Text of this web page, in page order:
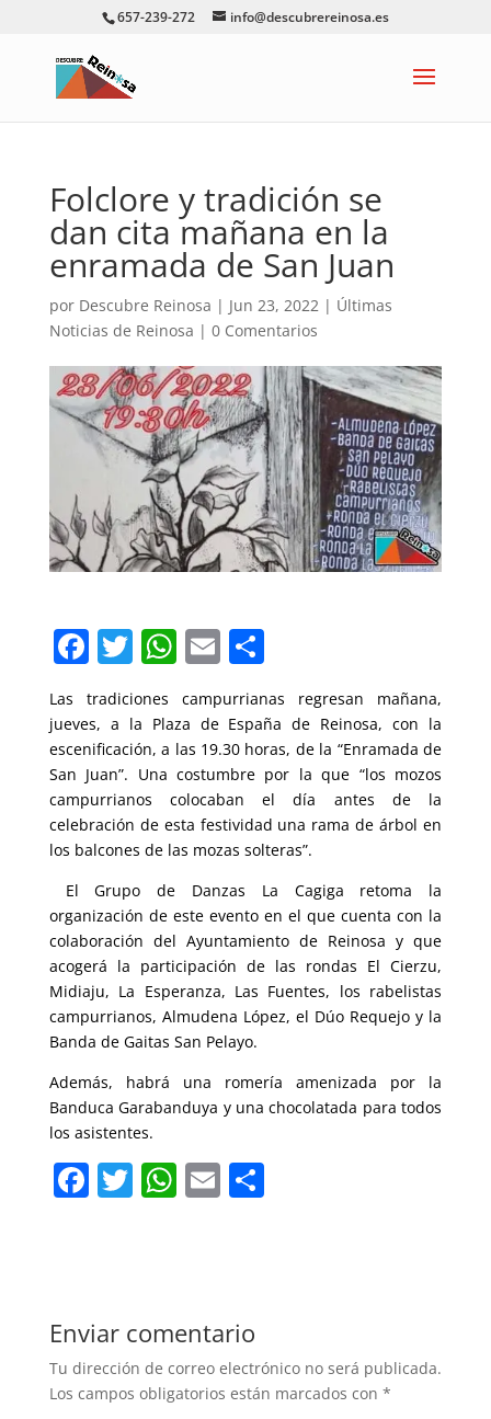
657-239-272 info@descubrereinosa.es
Folclore y tradición se
dan cita mañana en la
enramada de San Juan
por Descubre Reinosa | Jun 23, 2022| Últimas
Noticias de Reinosa | 0 Comentarios
F
a
c
e
b
o
o
k
T
w
itt
er
W
at
s
A
p
p
E
m
ai
l
C
m
p
ar
tir
Las tradiciones campurrianas regresan mañana,
jueves, a la Plaza de España de Reinosa, con la
escenificación, a las 19.30 horas, de la “Enramada de
San Juan”. Una costumbre por la que “los mozos
campurrianos colocaban el día antes de la
celebración de esta festividad una rama de árbol en
los balcones de las mozas solteras”.
El Grupo de Danzas La Cagiga retoma la
organización de este evento en el que cuenta con la
colaboración del Ayuntamiento de Reinosa y que
acogerá la participación de las rondas El Cierzu,
Midiaju, La Esperanza, Las Fuentes, los rabelistas
campurrianos, Almudena López, el Dúo Requejo y la
Banda de Gaitas San Pelayo.
Además, habrá una romería amenizada por la
Banduca Garabanduya y una chocolatada para todos
los asistentes.
F
b
o
o
T W
A
p
p
E C
tir
Enviar comentario
Tu dirección de correo electrónico no será publicada.
Los campos obligatorios están marcados con *